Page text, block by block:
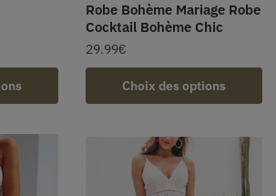
Robe Bohème Mariage Robe
Cocktail Bohème Chic
29.99€
Choix des options